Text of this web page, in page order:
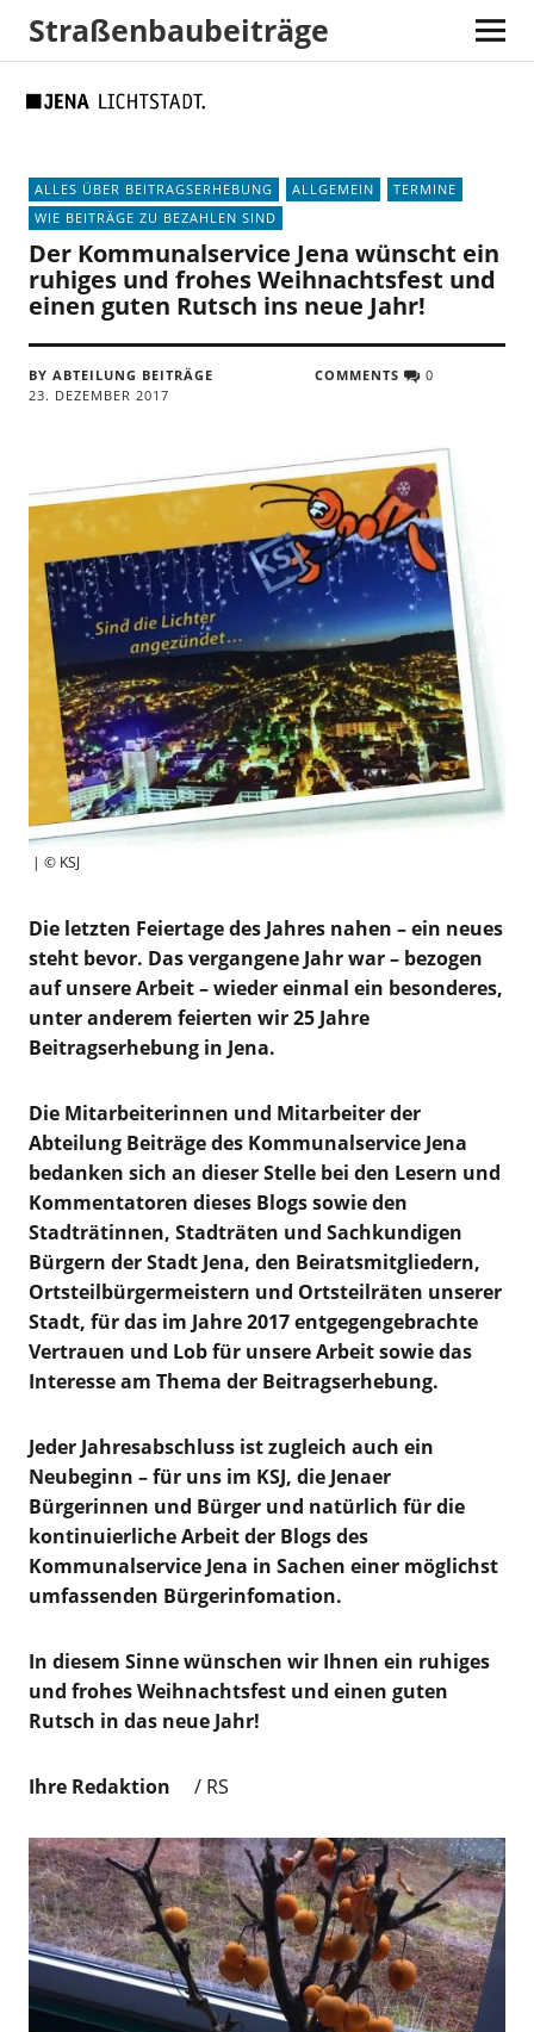
map
Straßenbaubeiträge
ALLES ÜBER BEITRAGSERHEBUNG ALLGEMEIN
TERMINE
WIE BEITRÄGE ZU BEZAHLEN SIND
Der Kommunalservice Jena wünscht ein
ruhiges und frohes Weihnachtsfest und
einen guten Rutsch ins neue Jahr!
BY ABTEILUNG BEITRÄGE
23. DEZEMBER 2017
COMMENTS 0
| © KSJ
Die letzten Feiertage des Jahres nahen – ein neues
steht bevor. Das vergangene Jahr war – bezogen
auf unsere Arbeit – wieder einmal ein besonderes,
unter anderem feierten wir 25 Jahre
Beitragserhebung in Jena.
Die Mitarbeiterinnen und Mitarbeiter der
Abteilung Beiträge des Kommunalservice Jena
bedanken sich an dieser Stelle bei den Lesern und
Kommentatoren dieses Blogs sowie den
Stadträtinnen, Stadträten und Sachkundigen
Bürgern der Stadt Jena, den Beiratsmitgliedern,
Ortsteilbürgermeistern und Ortsteilräten unserer
Stadt, für das im Jahre 2017 entgegengebrachte
Vertrauen und Lob für unsere Arbeit sowie das
Interesse am Thema der Beitragserhebung.
Jeder Jahresabschluss ist zugleich auch ein
Neubeginn – für uns im KSJ, die Jenaer
Bürgerinnen und Bürger und natürlich für die
kontinuierliche Arbeit der Blogs des
Kommunalservice Jena in Sachen einer möglichst
umfassenden Bürgerinfomation.
In diesem Sinne wünschen wir Ihnen ein ruhiges
und frohes Weihnachtsfest und einen guten
Rutsch in das neue Jahr!
Ihre Redaktion / RS